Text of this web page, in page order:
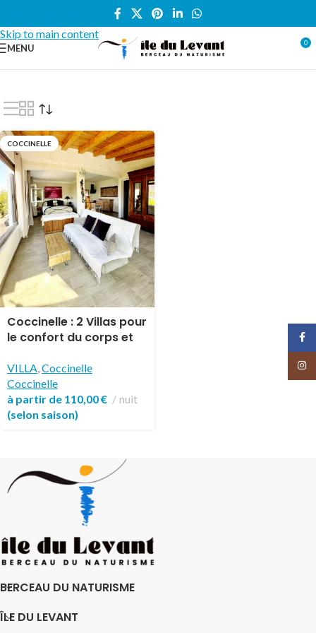
Skip to main content
MENU 0
Accueil Locations vacances VILLA/ Coccinelle
COCCINELLE
Coccinelle : 2 Villas pour
le confort du corps et
VILLA,Coccinelle
Coccinelle
à partir de 110,00€
nuit
(selon saison)
BERCEAU DU NATURISME
ÎLE DU LEVANT